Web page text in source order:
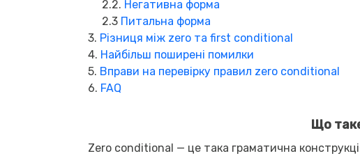
2.2. Негативна форма
2.3 Питальна форма
3. Різниця між zero та first conditional
4. Найбільш поширені помилки
5. Вправи на перевірку правил zero conditional
6. FAQ
Що
Zero conditional — це така граматична